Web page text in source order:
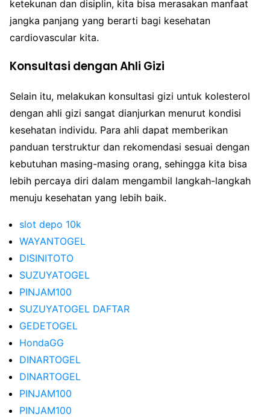
ketekunan dan disiplin, kita bisa merasakan manfaat
jangka panjang yang berarti bagi kesehatan
cardiovascular kita.
Konsultasi dengan Ahli Gizi
Selain itu, melakukan konsultasi gizi untuk kolesterol
dengan ahli gizi sangat dianjurkan menurut kondisi
kesehatan individu. Para ahli dapat memberikan
panduan terstruktur dan rekomendasi sesuai dengan
kebutuhan masing-masing orang, sehingga kita bisa
lebih percaya diri dalam mengambil langkah-langkah
menuju kesehatan yang lebih baik.
slot depo 10k
WAYANTOGEL
DISINITOTO
SUZUYATOGEL
PINJAM100
SUZUYATOGEL DAFTAR
GEDETOGEL
HondaGG
DINARTOGEL
DINARTOGEL
PINJAM100
PINJAM100